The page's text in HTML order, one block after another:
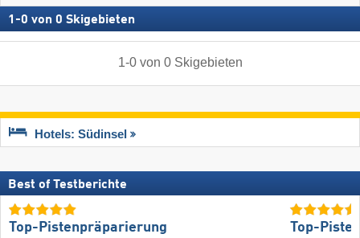
1 -0 von 0 Skigebieten
1-0von 0 Skigebieten
Hotels: Südinsel
Best of Testberichte
Top-Pistenpräparierung Top-